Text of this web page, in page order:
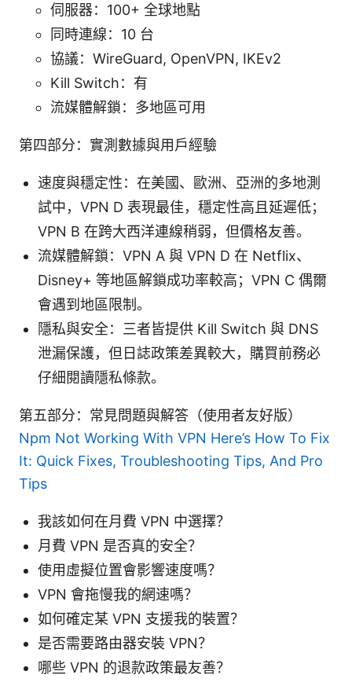
伺服器：100+ 全球地點
同時連線：10 台
協議：WireGuard, OpenVPN, IKEv2
Kill Switch：有
流媒體解鎖：多地區可用
第四部分：實測數據與用戶經驗
速度與穩定性：在美國、歐洲、亞洲的多地測
試中，VPN D 表現最佳，穩定性高且延遲低；
VPN B 在跨大西洋連線稍弱，但價格友善。
流媒體解鎖：VPN A 與 VPN D 在 Netflix、
Disney+ 等地區解鎖成功率較高；VPN C 偶爾
會遇到地區限制。
隱私與安全：三者皆提供 Kill Switch 與 DNS
泄漏保護，但日誌政策差異較大，購買前務必
仔細閱讀隱私條款。
第五部分：常見問題與解答（使用者友好版）
Npm Not Working With VPN Here’s How To Fix
It: Quick Fixes, Troubleshooting Tips, And Pro
Tips
我該如何在月費 VPN 中選擇？
月費 VPN 是否真的安全？
使用虛擬位置會影響速度嗎？
VPN 會拖慢我的網速嗎？
如何確定某 VPN 支援我的裝置？
是否需要路由器安裝 VPN？
哪些 VPN 的退款政策最友善？